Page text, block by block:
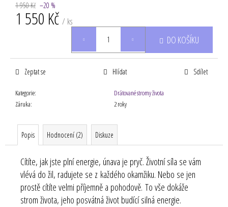
1 950 Kč –20 %
1 550 Kč / ks
DO KOŠÍKU
Kategorie:
Drátované stromy života
Záruka: 2 roky
Zeptat se Hlídat Sdílet
Popis Hodnocení (2) Diskuze
Cítíte, jak jste plní energie, únava je pryč. Životní síla se vám
vlévá do žil, radujete se z každého okamžiku. Nebo se jen
prostě cítíte velmi příjemně a pohodově. To vše dokáže
strom života, jeho posvátná život budící silná energie.